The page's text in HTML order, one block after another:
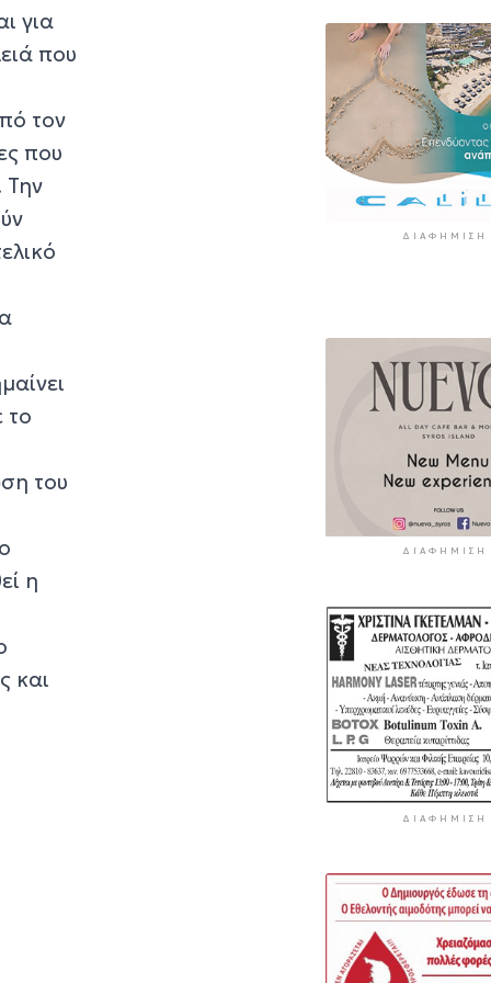
για
που
τον
που
Την
το
του
η
και
«Στάχτη»
στρέμματα
καλοκαίρι
12 ώρες 33 λεπτά
ΔΙΑΦΉΜΙΣΗ
ΔΙΑΦΉΜΙΣΗ
ΔΙΑΦΉΜΙΣΗ